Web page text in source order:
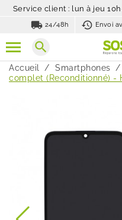
Service client : lun à jeu
local_shipping 24/48h Envoi
search
Accueil Smartphones
complet (Reconditionné) -